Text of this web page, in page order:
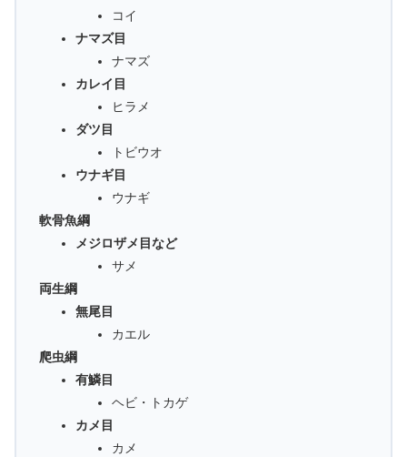
コイ
ナマズ目
ナマズ
カレイ目
ヒラメ
ダツ目
トビウオ
ウナギ目
ウナギ
軟骨魚綱
メジロザメ目など
サメ
両生綱
無尾目
カエル
爬虫綱
有鱗目
ヘビ・トカゲ
カメ目
カメ